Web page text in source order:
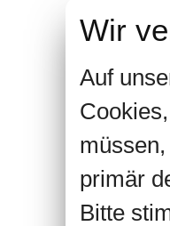
Wir
Auf
primär
Bitte